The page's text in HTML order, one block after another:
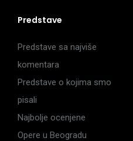
Predstave
Predstave sa najviše
komentara
Predstave o kojima smo
pisali
Najbolje ocenjene
Opere u Beogradu